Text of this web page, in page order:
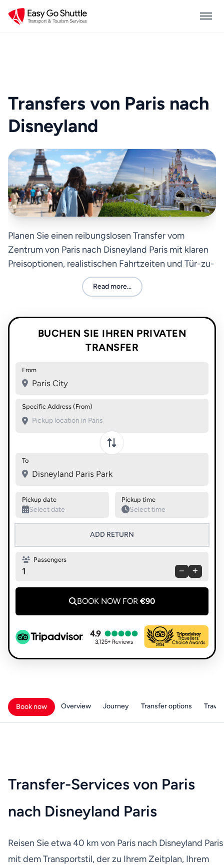
Transfers von Paris nach
Disneyland
Planen Sie einen reibungslosen Transfer vom
Zentrum von Paris nach Disneyland Paris mit klaren
Preisoptionen, realistischen Fahrtzeiten und Tür-zu-
Tür-Optionen für Familien, Paare und Gruppen.
Read more...
BUCHEN SIE IHREN PRIVATEN
TRANSFER
From
Paris City
Specific Address (From)
Swap pickup and destination
To
Disneyland Paris Park
Pickup date Pickup time
ADD RETURN
Passengers
1
BOOK NOW FOR €90
Book now Overview Journey Transfer options
Transfer-Services von Paris
nach Disneyland Paris
Reisen Sie etwa 40 km von Paris nach Disneyland Paris
mit dem Transportstil, der zu Ihrem Zeitplan, Ihrem